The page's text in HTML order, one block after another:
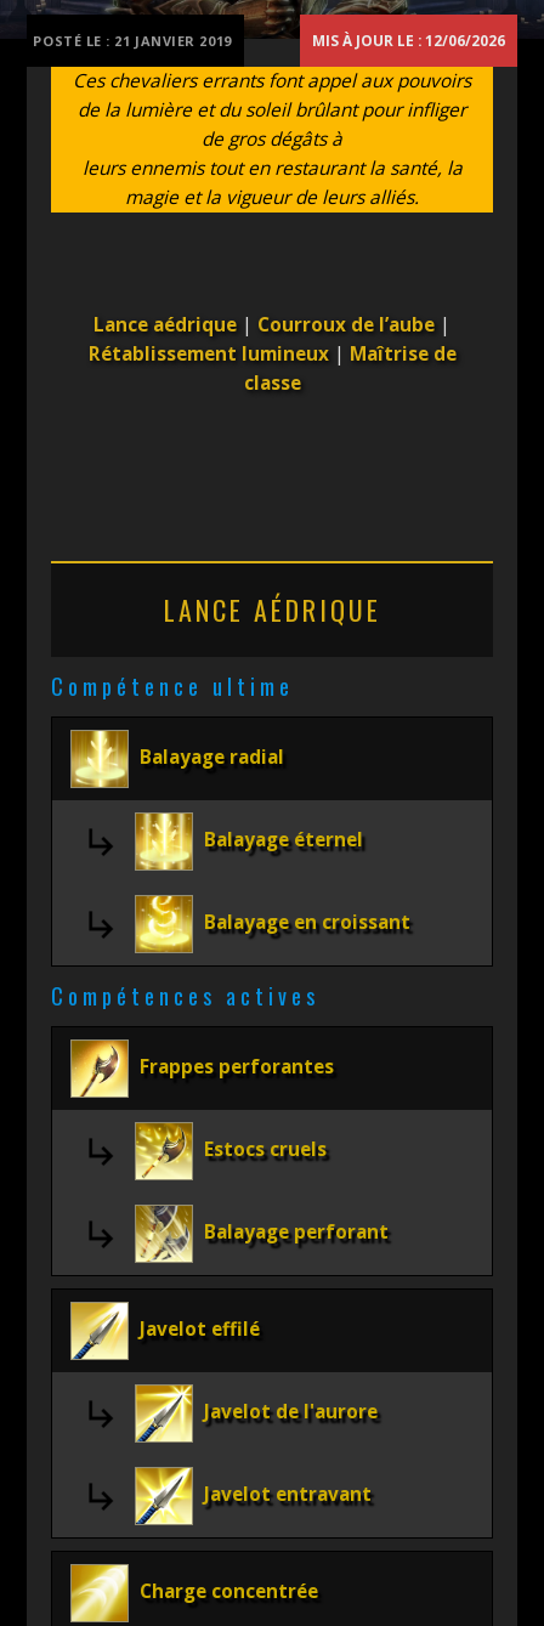
MIS À JOUR LE : 12/06/2026
Ces chevaliers errants font appel aux pouvoirs
de la lumière et du soleil brûlant pour infliger
de gros dégâts à
leurs ennemis tout en restaurant la santé, la
magie et la vigueur de leurs alliés.
Lance aédrique | Courroux de l’aube |
Rétablissement lumineux| Maîtrise de
classe
LANCE AÉDRIQUE
Compétence ultime
Balayage radial
Balayage éternel
Balayage en croissant
Compétences actives
Frappes perforantes
Estocs cruels
Balayage perforant
Javelot effilé
Javelot de l'aurore
Javelot entravant
Charge concentrée
POSTÉ LE : 21 JANVIER 2019